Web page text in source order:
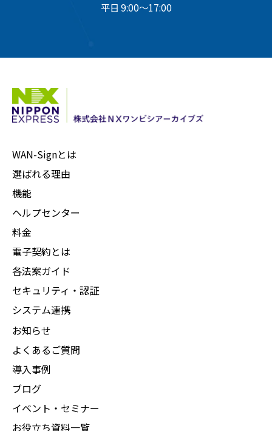
平日 9:00～17:00
WAN-Signとは
選ばれる理由
機能
ヘルプセンター
料金
電子契約とは
各法案ガイド
セキュリティ・認証
システム連携
お知らせ
よくあるご質問
導入事例
ブログ
イベント・セミナー
お役立ち資料一覧